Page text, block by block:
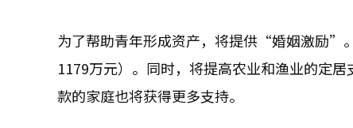
为了帮助青年形成资产，将提供“婚姻激励”
1179万元）。同时，将提高农业和渔业的定
款的家庭也将获得更多支持。